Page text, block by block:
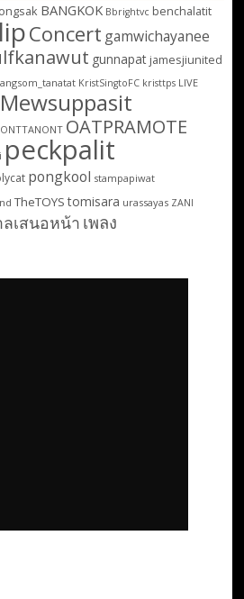
BANGKOK Bbrightvc benchalatit
Concert gamwichayanee
gunnapat jamesjiunited
KristSingtoFC kristtps LIVE
Mewsuppasit
OATPRAMOTE
peckpalit
pongkool stampapiwat
TheTOYS tomisara urassayas ZANI
เสนอหน้า เพลง